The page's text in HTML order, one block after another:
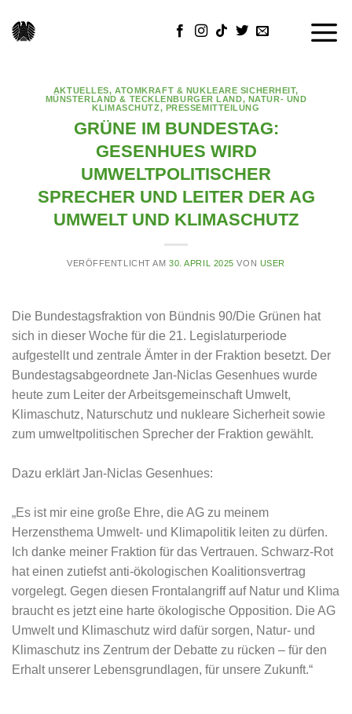
AKTUELLES,ATOMKRAFT & NUKLEARE SICHERHEIT,
MÜNSTERLAND & TECKLENBURGER LAND, NATUR- UND
KLIMASCHUTZ, PRESSEMITTEILUNG
GRÜNE IM BUNDESTAG:
GESENHUES WIRD
UMWELTPOLITISCHER
SPRECHER UND LEITER DER AG
UMWELT UND KLIMASCHUTZ
VERÖFFENTLICHT AM30. APRIL 2025 VON USER
Die Bundestagsfraktion von Bündnis 90/Die Grünen hat
sich in dieser Woche für die 21. Legislaturperiode
aufgestellt und zentrale Ämter in der Fraktion besetzt. Der
Bundestagsabgeordnete Jan-Niclas Gesenhues wurde
heute zum Leiter der Arbeitsgemeinschaft Umwelt,
Klimaschutz, Naturschutz und nukleare Sicherheit sowie
zum umweltpolitischen Sprecher der Fraktion gewählt.
Dazu erklärt Jan-Niclas Gesenhues:
„Es ist mir eine große Ehre, die AG zu meinem
Herzensthema Umwelt- und Klimapolitik leiten zu dürfen.
Ich danke meiner Fraktion für das Vertrauen. Schwarz-Rot
hat einen zutiefst anti-ökologischen Koalitionsvertrag
vorgelegt. Gegen diesen Frontalangriff auf Natur und Klima
braucht es jetzt eine harte ökologische Opposition. Die AG
Umwelt und Klimaschutz wird dafür sorgen, Natur- und
Klimaschutz ins Zentrum der Debatte zu rücken – für den
Erhalt unserer Lebensgrundlagen, für unsere Zukunft.“